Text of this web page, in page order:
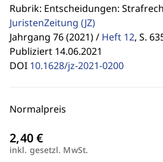
Rubrik: Entscheidungen:
JuristenZeitung (JZ)
Jahrgang 76 (2021) / Heft 12, S.
Publiziert 14.06.2021
DOI 10.1628/jz-2021-0200
Normalpreis
inkl. gesetzl. MwSt.